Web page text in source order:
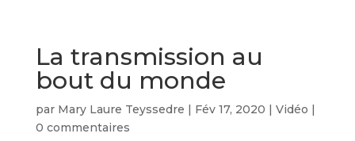
La transmission au
bout du monde
par Mary Laure Teyssedre | Fév 17, 2020 | Vidéo |
0 commentaires